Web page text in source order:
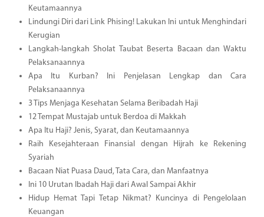
Keutamaannya
Lindungi Diri dari Link Phising! Lakukan Ini untuk Menghindari
Kerugian
Langkah-langkah Sholat Taubat Beserta Bacaan dan Waktu
Pelaksanaannya
Apa Itu Kurban? Ini Penjelasan Lengkap dan Cara
Pelaksanaannya
3 Tips Menjaga Kesehatan Selama Beribadah Haji
12 Tempat Mustajab untuk Berdoa di Makkah
Apa Itu Haji? Jenis, Syarat, dan Keutamaannya
Raih Kesejahteraan Finansial dengan Hijrah ke Rekening
Syariah
Bacaan Niat Puasa Daud, Tata Cara, dan Manfaatnya
Ini 10 Urutan Ibadah Haji dari Awal Sampai Akhir
Hidup Hemat Tapi Tetap Nikmat? Kuncinya di Pengelolaan
Keuangan